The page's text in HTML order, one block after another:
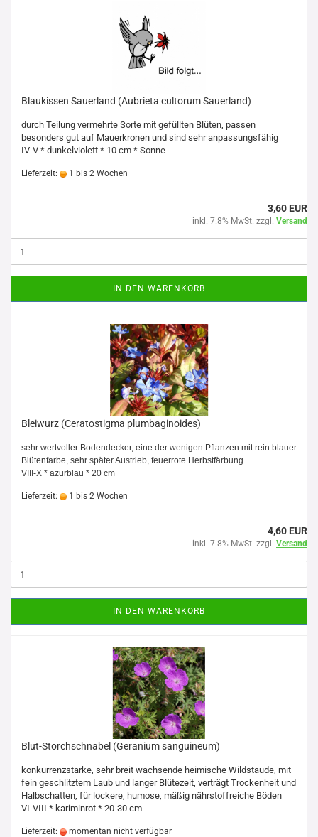
Blaukissen Sauerland (Aubrieta cultorum Sauerland)
durch Teilung vermehrte Sorte mit gefüllten Blüten, passen
besonders gut auf Mauerkronen und sind sehr anpassungsfähig
IV-V * dunkelviolett * 10 cm * Sonne
Lieferzeit: 1 bis 2 Wochen
3,60 EUR
inkl. 7.8% MwSt. zzgl. Versand
IN DEN WARENKORB
Bleiwurz (Ceratostigma plumbaginoides)
sehr wertvoller Bodendecker, eine der wenigen Pflanzen mit rein blauer
Blütenfarbe, sehr später Austrieb, feuerrote Herbstfärbung
VIII-X * azurblau * 20 cm
Lieferzeit: 1 bis 2 Wochen
4,60 EUR
inkl. 7.8% MwSt. zzgl. Versand
IN DEN WARENKORB
Blut-Storchschnabel (Geranium sanguineum)
konkurrenzstarke, sehr breit wachsende heimische Wildstaude, mit
fein geschlitztem Laub und langer Blütezeit, verträgt Trockenheit und
Halbschatten, für lockere, humose, mäßig nährstoffreiche Böden
VI-VIII * kariminrot * 20-30 cm
Lieferzeit: momentan nicht verfügbar